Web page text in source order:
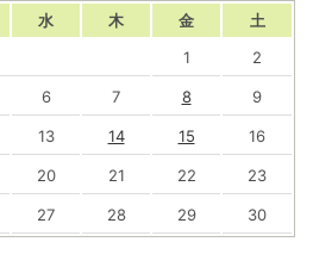
水 木 金
土
1
2
6 7 8 9
13 14 15 16
20 21 22 23
27 28 29 30